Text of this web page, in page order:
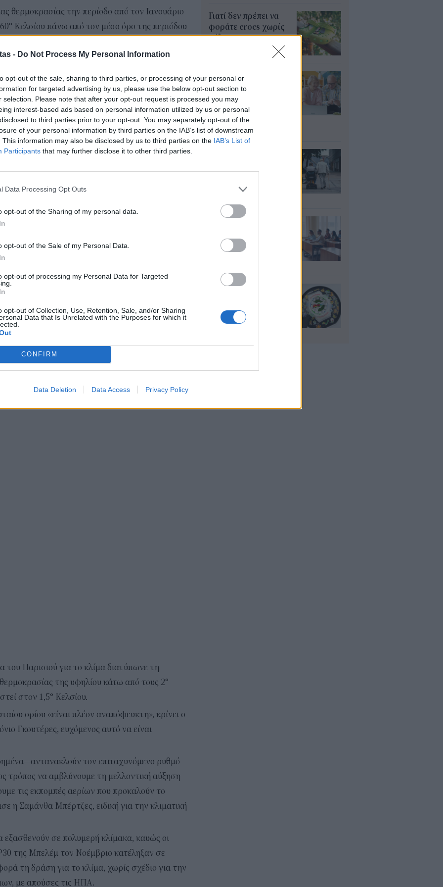
- Do Not Process My Personal Information
opt-out of the sale, sharing to third parties, or processing of your personal or
for targeted advertising by us, please use the below opt-out section to
selection. Please note that after your opt-out request is processed you may
interest-based ads based on personal information utilized by us or personal
to third parties prior to your opt-out. You may separately opt-out of the
of your personal information by third parties on the IAB’s list of downstream
This information may also be disclosed by us to third parties on the IAB’s List of
Participants that may further disclose it to other third parties.
Data Processing Opt Outs
opt-out of the Sharing of my personal data.
opt-out of the Sale of my Personal Data.
opt-out of processing my Personal Data for Targeted
opt-out of Collection, Use, Retention, Sale, and/or Sharing
Data that Is Unrelated with the Purposes for which it
CONFIRM
Data Deletion Data Access Privacy Policy
θερμοκρασίας την περίοδο από τον Ιανουάριο
Κελσίου πάνω από τον μέσο όρο της περιόδου
την περίοδο αναφοράς της προβιομηχανικής
να θερμαίνεται με διάρκεια εξαιτίας
την υπηρεσία.
πανομοιότυπο με αυτό του 2023, εν
και του ετήσιου απολογισμού, που
των υψηλότερων θερμοκρασιών, μετά το
κάνει τα ακραία μετεωρολογικά
και καταστροφικότερα. Ο Νοέμβριος
φαινόμενα, ιδίως τους τροπικούς
που προκάλεσαν καταστροφικές πλημμύρες
εξηγεί ο Κοπέρνικος.
ο τρίτος πιο θερμός στην ιστορία, έπειτα από
τη μέση θερμοκρασία στην επιφάνεια της
ή αλλιώς να είναι 0,65° Κελσίου υψηλότερη
2020.
Κελσίου
παρατηρητηρίου, ο μέσος όρος των
2023 και του 2025 μπορεί να υπερβεί το όριο
προβιομηχανική εποχή—για πρώτη φορά σε
Παρισιού για το κλίμα διατύπωνε τη
της υφηλίου κάτω από τους 2°
στον 1,5° Κελσίου.
ορίου «είναι πλέον αναπόφευκτη», κρίνει ο
Γκουτέρες, ευχόμενος αυτό να είναι
τον επιταχυνόμενο ρυθμό
τρόπος να αμβλύνουμε τη μελλοντική αύξηση
τις εκπομπές αερίων που προκαλούν το
η Σαμάνθα Μπέρτζες, ειδική για την κλιματική
εξασθενούν σε πολυμερή κλίμακα, καυώς οι
της Μπελέμ τον Νοέμβριο κατέληξαν σε
τη δράση για το κλίμα, χωρίς σχέδιο για την
με απούσες τις ΗΠΑ.
Γιατί δεν πρέπει να
φοράτε crocs χωρίς
κάλτσα
Συντάξεις: Ποιοι
μπορεί να λάβουν
αναδρομικά έως
20.000 ευρώ – Τι
πρέπει να ελέγξουν
04 Αυγ 2026
ευρώ στη σύνταξη
αιτήσεις για 5.017
μόνιμους διορισμούς
Casio: Το νέο G-
τα 30 χρόνια του
franchise